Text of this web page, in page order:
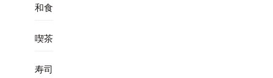
和食
喫茶
寿司